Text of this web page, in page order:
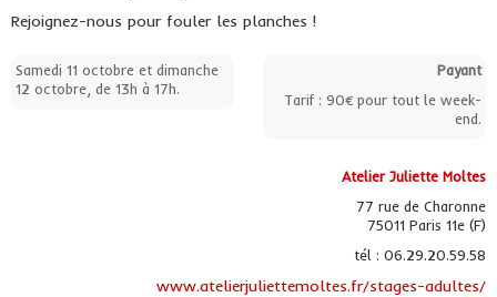
Rejoignez-nous pour fouler les planches !
Samedi 11 octobre et dimanche
12 octobre, de 13h à 17h.
Payant
Tarif : 90€ pour tout le week-
end.
Atelier Juliette Moltes
77 rue de Charonne
75011 Paris 11e (F)
tél : 06.29.20.59.58
www.atelierjuliettemoltes.fr/stages-adultes/